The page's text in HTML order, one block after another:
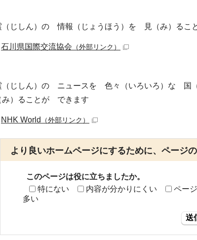
（じしん）の 情報（じょうほう）を 見（み）るこ
石川県国際交流協会 （外部リンク）
（じしん）の ニュースを 色々（いろいろ）な 国
み）ることが できます
NHK World （外部リンク）
より良いホームページにするために、ページ
このページは役に立ちましたか。
特にない
内容が分かりにくい ペー
多い
送